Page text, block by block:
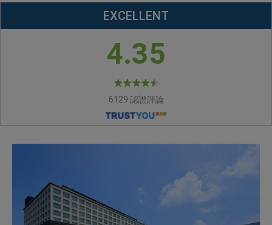
EXCELLENT
4.35
6129 認證評論